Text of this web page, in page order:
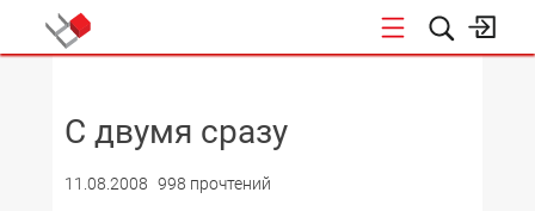
С двумя сразу
11.08.2008 998 прочтений